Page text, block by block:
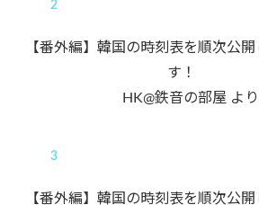
【番外編】韓国の時刻表を順次公開
す！
HK@鉄音の部屋 より
【番外編】韓国の時刻表を順次公開